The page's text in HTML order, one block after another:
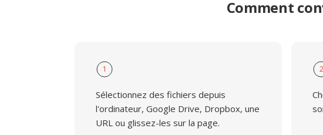
Comment
1
Sélectionnez des fichiers depuis
l'ordinateur, Google Drive, Dropbox, une
URL ou glissez-les sur la page.
2